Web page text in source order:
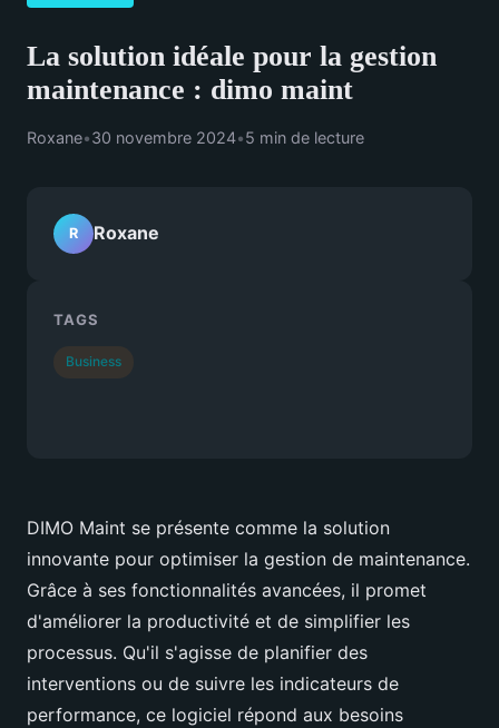
La solution idéale pour la gestion
maintenance : dimo maint
Roxane•30 novembre 2024•5 min de lecture
DIMO Maint se présente comme la solution
innovante pour optimiser la gestion de maintenance.
Grâce à ses fonctionnalités avancées, il promet
d'améliorer la productivité et de simplifier les
processus. Qu'il s'agisse de planifier des
interventions ou de suivre les indicateurs de
performance, ce logiciel répond aux besoins
R Roxane
TAGS
Business